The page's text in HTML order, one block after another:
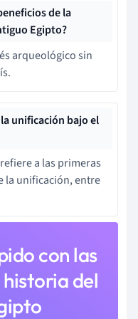
de la
Egipto?
arqueológico sin
unificación bajo el
a las primeras
la unificación, entre
con las
del